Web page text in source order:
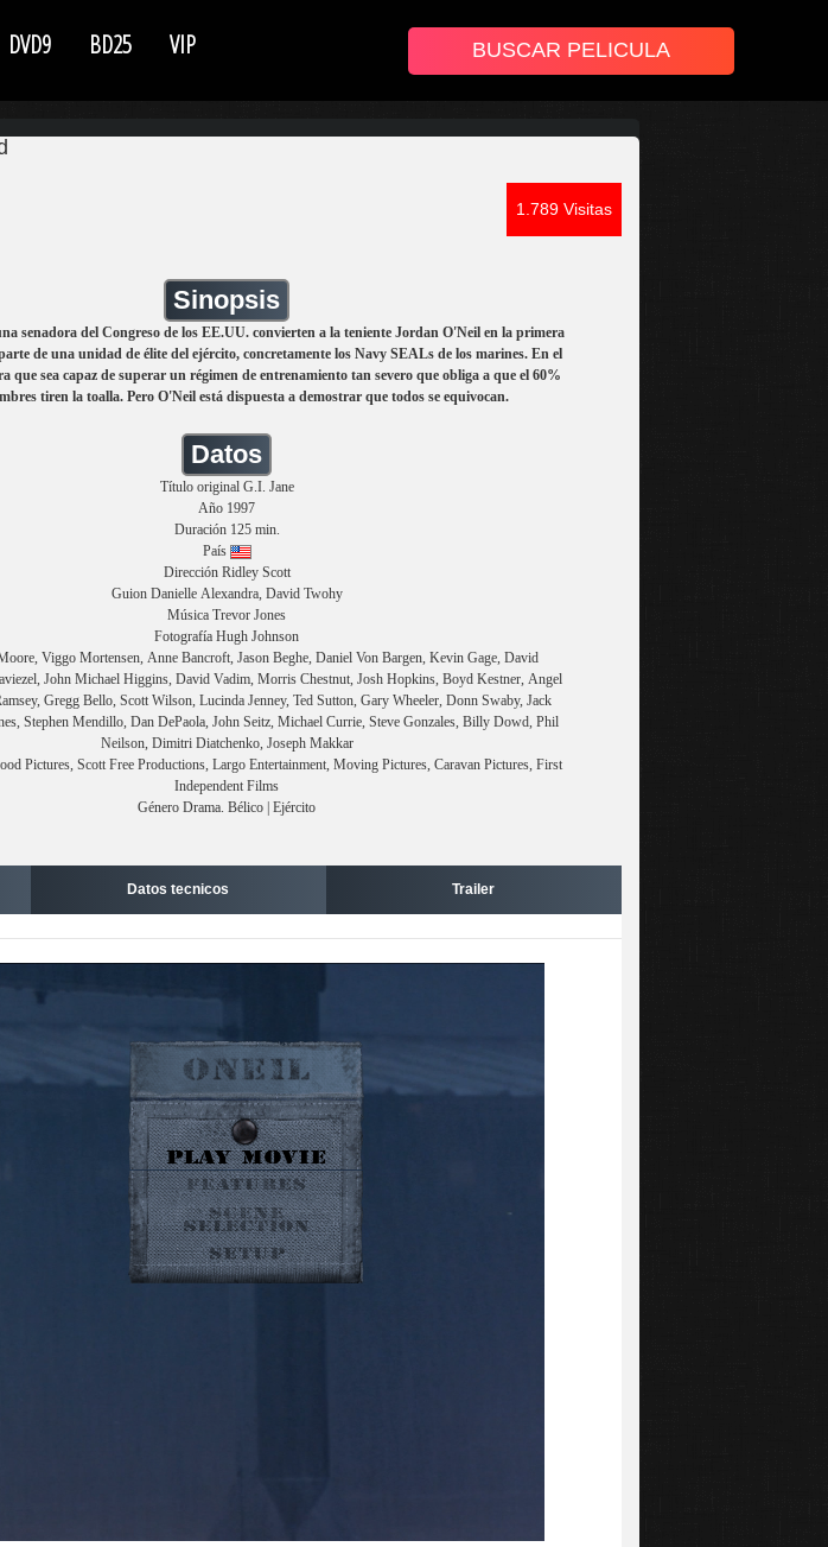
DVD9 BD25 VIP
1.789 Visitas
Sinopsis
senadora del Congreso de los EE.UU. convierten a la teniente Jordan O'Neil en la primera
de una unidad de élite del ejército, concretamente los Navy SEALs de los marines. En el
que sea capaz de superar un régimen de entrenamiento tan severo que obliga a que el 60%
tiren la toalla. Pero O'Neil está dispuesta a demostrar que todos se equivocan.
Datos
Título original G.I. Jane
Año 1997
Duración 125 min.
País
Dirección Ridley Scott
Guion Danielle Alexandra, David Twohy
Música Trevor Jones
Fotografía Hugh Johnson
Viggo Mortensen, Anne Bancroft, Jason Beghe, Daniel Von Bargen, Kevin Gage, David
John Michael Higgins, David Vadim, Morris Chestnut, Josh Hopkins, Boyd Kestner, Angel
Gregg Bello, Scott Wilson, Lucinda Jenney, Ted Sutton, Gary Wheeler, Donn Swaby, Jack
Stephen Mendillo, Dan DePaola, John Seitz, Michael Currie, Steve Gonzales, Billy Dowd, Phil
Neilson, Dimitri Diatchenko, Joseph Makkar
Pictures, Scott Free Productions, Largo Entertainment, Moving Pictures, Caravan Pictures, First
Independent Films
Género Drama. Bélico | Ejército
Datos tecnicos Trailer